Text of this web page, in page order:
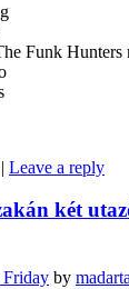
Funk Hunters
| Leave a reply
két
Friday by